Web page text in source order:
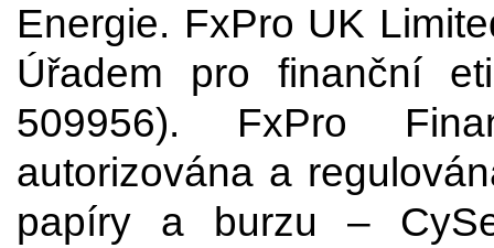
Energie. FxPro UK
Úřadem pro finanční
509956). FxPro
autorizována a
papíry a burzu –